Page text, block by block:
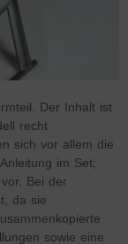
Der Inhalt ist
recht
sich vor allem die
im Set;
Bei der
da sie
sowie eine